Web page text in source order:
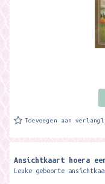
Toevoegen aan
Ansichtkaart hoera
Leuke geboorte